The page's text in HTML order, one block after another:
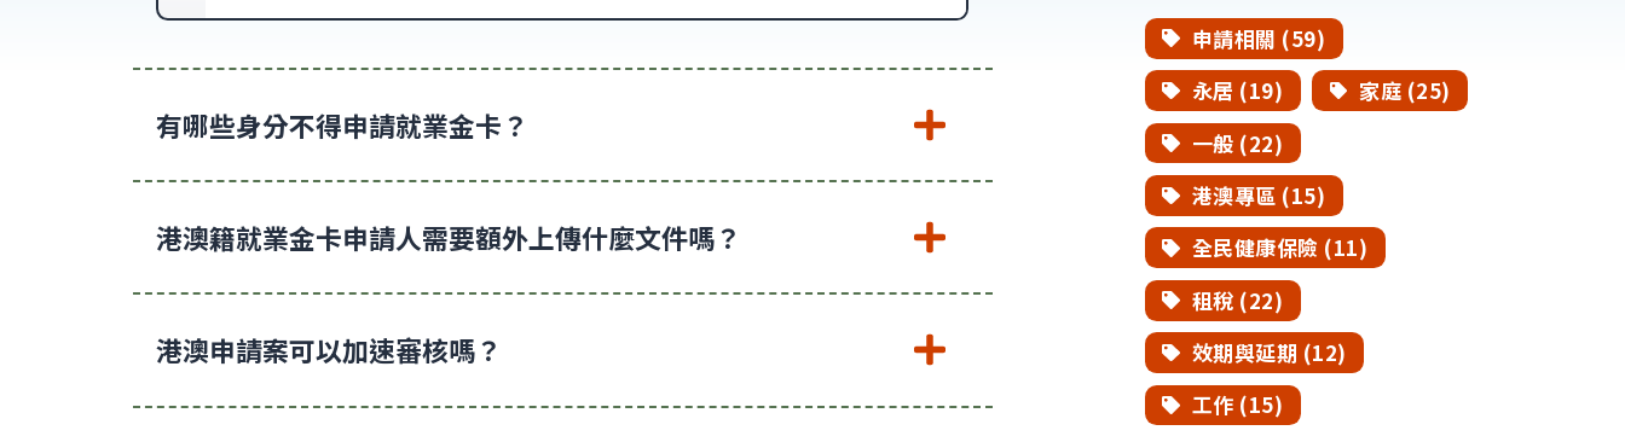
有哪些身分不得申請就業金卡？
港澳籍就業金卡申請人需要額外上傳什麼文件嗎？
港澳申請案可以加速審核嗎？
申請相關 (59)
永居 (19)
家庭 (25)
一般 (22)
港澳專區 (15)
全民健康保險 (11)
租稅 (22)
效期與延期 (12)
工作 (15)